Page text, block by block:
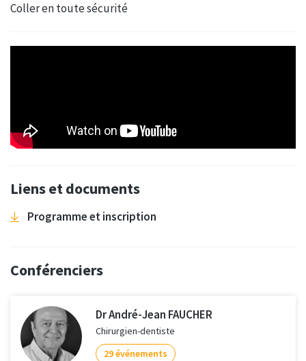
Coller en toute sécurité
Liens et documents
Programme et inscription
Conférenciers
Dr André-Jean FAUCHER
Chirurgien-dentiste
29 événements